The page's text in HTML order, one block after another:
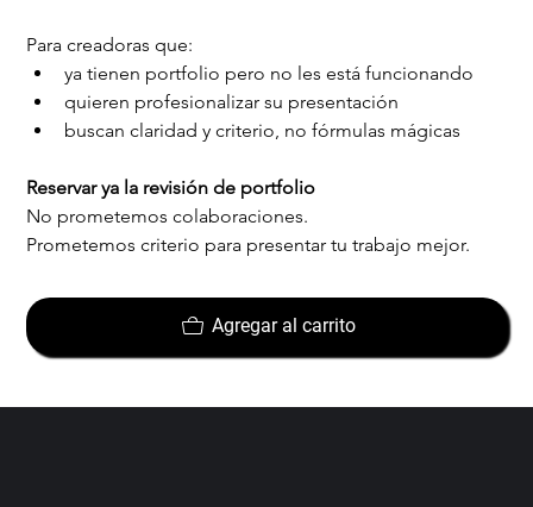
Para creadoras que:
ya tienen portfolio pero no les está funcionando
quieren profesionalizar su presentación
buscan claridad y criterio, no fórmulas mágicas
Reservar ya la revisión de portfolio
No prometemos colaboraciones.
Prometemos criterio para presentar tu trabajo mejor.
Agregar al carrito